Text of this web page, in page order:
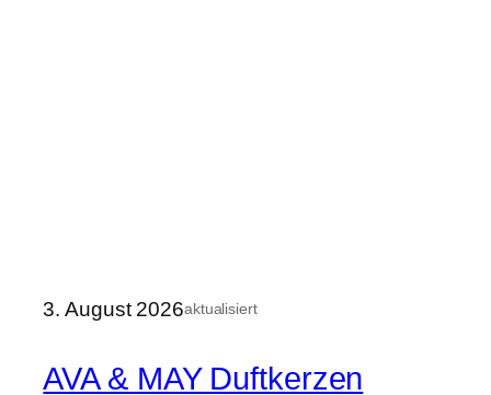
3. August 2026aktualisiert
AVA & MAY Duftkerzen